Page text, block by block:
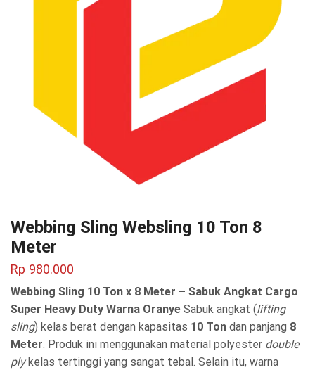
Webbing Sling Websling 10 Ton 8
Meter
Rp 980.000
Webbing Sling 10 Ton x 8 Meter – Sabuk Angkat Cargo
Super Heavy Duty Warna Oranye Sabuk angkat (lifting
sling) kelas berat dengan kapasitas 10 Ton dan panjang 8
Meter. Produk ini menggunakan material polyester double
plykelas tertinggi yang sangat tebal. Selain itu, warna